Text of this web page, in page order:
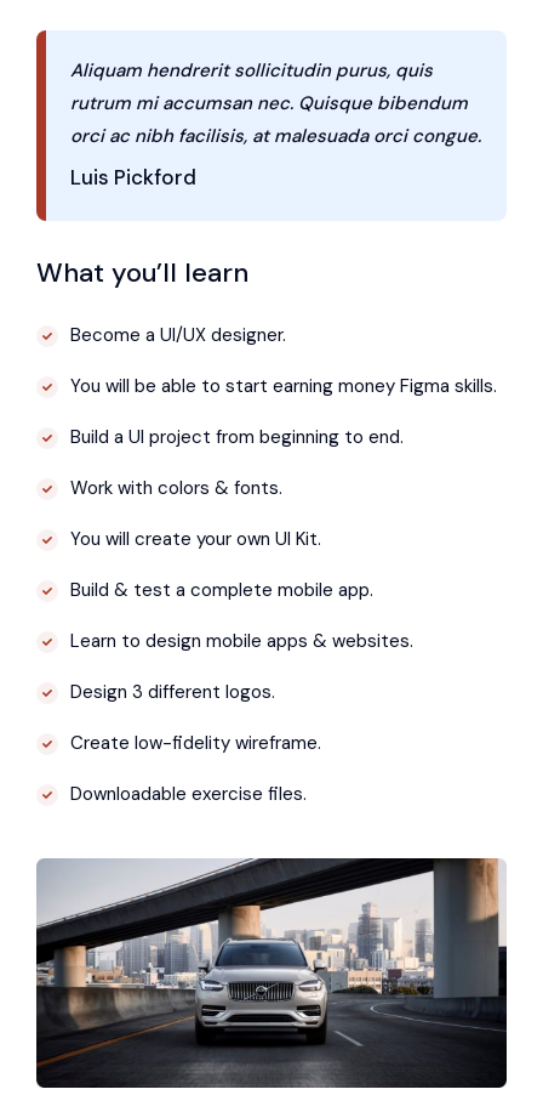
Aliquam hendrerit sollicitudin purus, quis
rutrum mi accumsan nec. Quisque bibendum
orci ac nibh facilisis, at malesuada orci congue.
Luis Pickford
What you’ll learn
Become a UI/UX designer.
You will be able to start earning money Figma skills.
Build a UI project from beginning to end.
Work with colors & fonts.
You will create your own UI Kit.
Build & test a complete mobile app.
Learn to design mobile apps & websites.
Design 3 different logos.
Create low-fidelity wireframe.
Downloadable exercise files.